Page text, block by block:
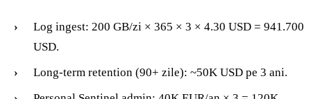
Log ingest: 200 GB/zi × 365 × 3 × 4.30 USD = 941.700
USD.
Long-term retention (90+ zile): ~50K USD pe 3 ani.